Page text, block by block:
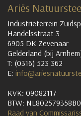
Ariës
Industrieterrein
Handelsstraat 3
6905 DK Zevenaar
Gelderland (bij
T: (0316) 523 362
E:
KVK: 09082117
BTW:
Raad van